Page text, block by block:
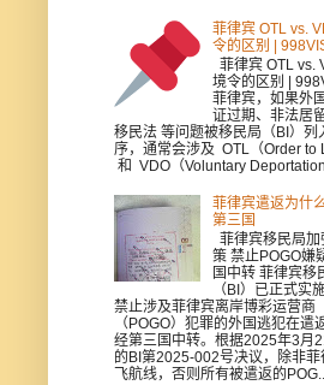
菲律宾 OTL vs.
令的区别 |
菲律宾 OTL vs.
境令的区别 |
菲律宾，如果外
证过期、非法居
移民法 等问题被移民局（BI）列
序，通常会涉及 OTL（Order to
和 VDO（Voluntary
菲律宾遣返为什
第三国
菲律宾移民局加
策 禁止POGO嫌
国中转 菲律宾移
（BI）已正式实
禁止涉及菲律宾离岸博彩运营商
（POGO）犯罪的外国逃犯在遣
经第三国中转。根据2025年3月
的BI第2025-002号决议，除非菲
飞航线，否则所有被遣返的